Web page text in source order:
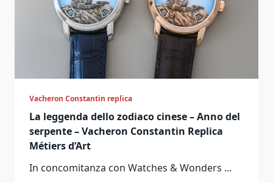
Vacheron Constantin replica
La leggenda dello zodiaco cinese – Anno del
serpente – Vacheron Constantin Replica
Métiers d’Art
In concomitanza con Watches & Wonders ...